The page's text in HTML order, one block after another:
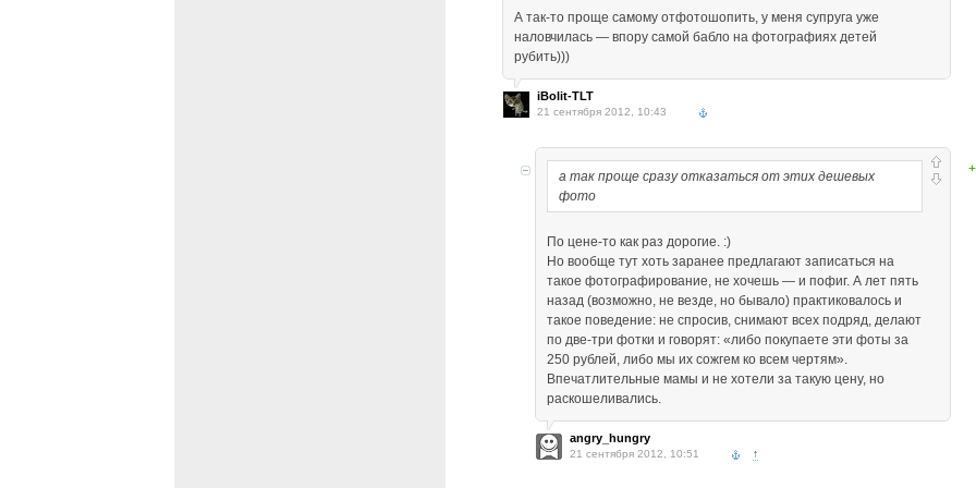
А так-то проще самому отфотошопить, у меня супруга уже
наловчилась — впору самой бабло на фотографиях детей
рубить)))
iBolit-TLT
21 сентября 2012, 10:43
а так проще сразу отказаться от этих дешевых
фото
По цене-то как раз дорогие. :)
Но вообще тут хоть заранее предлагают записаться на
такое фотографирование, не хочешь — и пофиг. А лет пять
назад (возможно, не везде, но бывало) практиковалось и
такое поведение: не спросив, снимают всех подряд, делают
по две-три фотки и говорят: «либо покупаете эти фоты за
250 рублей, либо мы их сожгем ко всем чертям».
Впечатлительные мамы и не хотели за такую цену, но
раскошеливались.
angry_hungry
21 сентября 2012, 10:51 ↑